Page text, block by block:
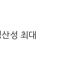
성 최대